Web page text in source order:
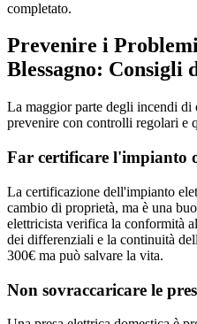
completato.
Prevenire i
Blessagno: Consigli
La maggior parte degli incendi di
prevenire con controlli regolari e
Far certificare l'impianto
La certificazione dell'impianto
cambio di proprietà, ma è una
elettricista verifica la conformità
dei differenziali e la continuità
300€ ma può salvare la vita.
Non sovraccaricare le